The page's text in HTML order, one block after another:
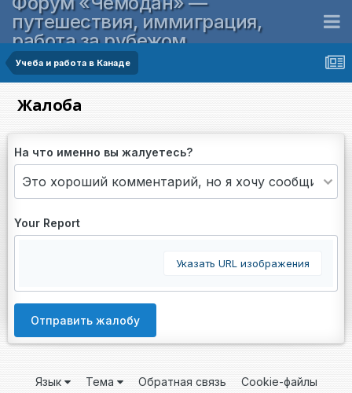
путешествия, иммиграция,
работа за рубежом
Учеба и работа в Канаде
Жалоба
На что именно вы жалуетесь?
Your Report
Указать URL изображения
Отправить жалобу
Язык Тема Обратная связь Cookie-файлы